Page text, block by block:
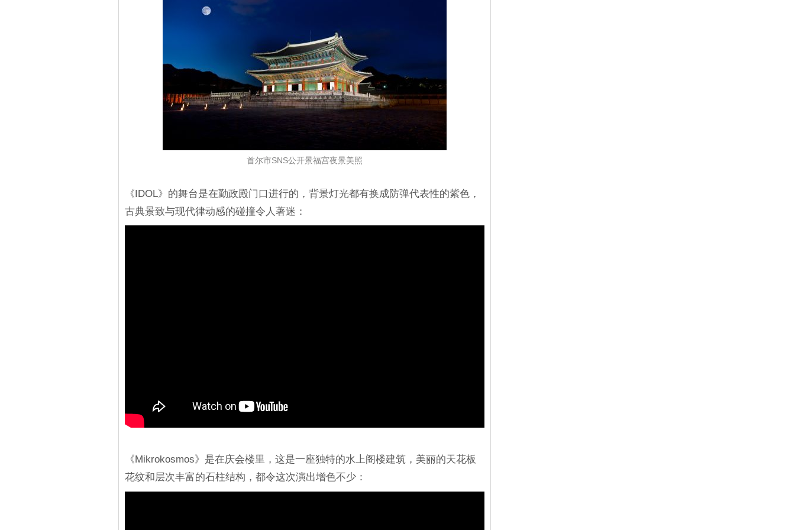
首尔市SNS公开景福宫夜景美照
《IDOL》的舞台是在勤政殿门口进行的，背景灯光都有换成防弹代表性的紫色，
古典景致与现代律动感的碰撞令人著迷：
《Mikrokosmos》是在庆会楼里，这是一座独特的水上阁楼建筑，美丽的天花板
花纹和层次丰富的石柱结构，都令这次演出增色不少：